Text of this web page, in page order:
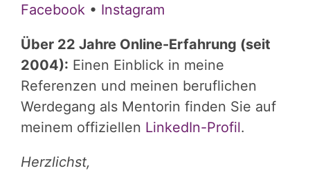
Facebook • Instagram
Über 22 Jahre Online-Erfahrung (seit
2004): Einen Einblick in meine
Referenzen und meinen beruflichen
Werdegang als Mentorin finden Sie auf
meinem offiziellen LinkedIn-Profil.
Herzlichst,